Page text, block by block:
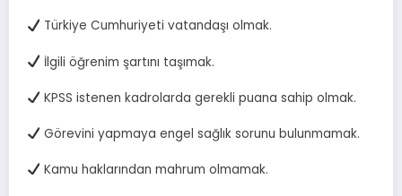
Türkiye Cumhuriyeti vatandaşı olmak.
İlgili öğrenim şartını taşımak.
KPSS istenen kadrolarda gerekli puana sahip olmak.
Görevini yapmaya engel sağlık sorunu bulunmamak.
Kamu haklarından mahrum olmamak.